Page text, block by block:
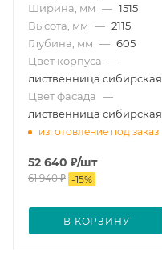
Ширина, мм — 1515
Высота, мм — 2115
Глубина, мм — 605
Цвет корпуса —
лиственница сибирская
Цвет фасада —
лиственница сибирская
изготовление под заказ
52 640 ₽/шт
61 940₽ -15%
В КОРЗИНУ